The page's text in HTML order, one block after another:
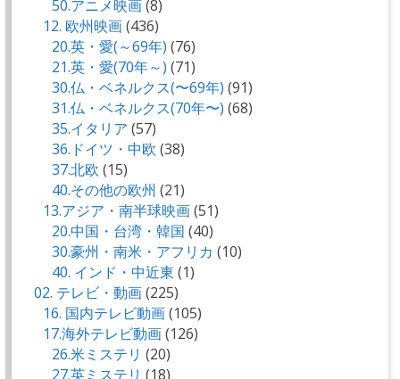
50.アニメ映画(8)
12. 欧州映画(436)
20.英・愛(～69年) (76)
21.英・愛(70年～) (71)
30.仏・ベネルクス(〜69年) (91)
31.仏・ベネルクス(70年〜) (68)
35.イタリア (57)
36.ドイツ・中欧 (38)
37.北欧 (15)
40.その他の欧州 (21)
13.アジア・南半球映画(51)
20.中国・台湾・韓国 (40)
30.豪州・南米・アフリカ (10)
40. インド・中近東 (1)
02. テレビ・動画(225)
16. 国内テレビ動画(105)
17.海外テレビ動画(126)
26.米ミステリ (20)
27.英ミステリ (18)